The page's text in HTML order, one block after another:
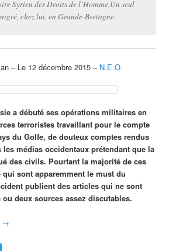
Syrien des Droits de l’Homme.Un seul
, chez lui, en Grande-Bretagne
– Le 12 décembre 2015 – N.E.O.
a débuté ses opérations militaires en
terroristes travaillant pour le compte
du Golfe, de douteux comptes rendus
les médias occidentaux prétendant que la
des civils. Pourtant la majorité de ces
qui sont apparemment le must du
publient des articles qui ne sont
deux sources assez discutables.
→